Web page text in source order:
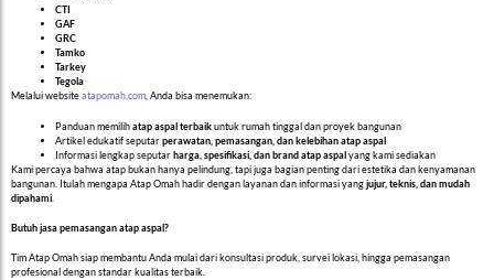
CTI
GAF
GRC
Tamko
Tarkey
Tegola
Melalui websiteatapomah.com, Anda bisa menemukan:
Panduan memilihatap aspal terbaikuntuk rumah tinggal dan proyek bangunan
Artikel edukatif seputarperawatan, pemasangan, dan kelebihan atap aspal
Informasi lengkap seputarharga, spesifikasi, dan brand atap aspalyang kami sediakan
Kami percaya bahwa atap bukan hanya pelindung, tapi juga bagian penting dari estetika dan kenyamanan
bangunan. Itulah mengapa Atap Omah hadir dengan layanan dan informasi yangjujur, teknis, dan mudah
dipahami
Butuh jasa pemasangan atap aspal?
Tim Atap Omah siap membantu Anda mulai dari konsultasi produk, survei lokasi, hingga pemasangan
profesional dengan standar kualitas terbaik.